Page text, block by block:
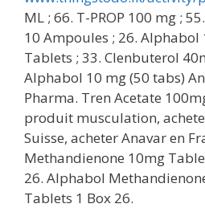
ML ; 66. T-PROP 100 mg ;
10 Ampoules ; 26. Alphabol
Tablets ; 33. Clenbuterol
Alphabol 10 mg (50 tabs)
Pharma. Tren Acetate
produit musculation,
Suisse, acheter Anavar en
Methandienone 10mg
26. Alphabol
Tablets 1 Box 26.